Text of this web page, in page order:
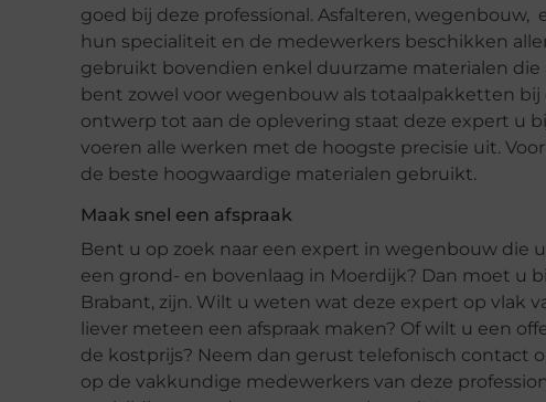
goed bij deze professional. Asfalteren,
hun specialiteit en de medewerkers beschikken
gebruikt bovendien enkel duurzame materialen die
bent zowel voor wegenbouw als totaalpakketten bij
ontwerp tot aan de oplevering staat deze expert u
voeren alle werken met de hoogste precisie uit.
de beste hoogwaardige materialen gebruikt.
Maak snel een afspraak
Bent u op zoek naar een expert in wegenbouw die
een grond- en bovenlaag in Moerdijk? Dan moet u
Brabant, zijn. Wilt u weten wat deze expert op vlak
liever meteen een afspraak maken? Of wilt u een
de kostprijs? Neem dan gerust telefonisch contact
op de vakkundige medewerkers van deze